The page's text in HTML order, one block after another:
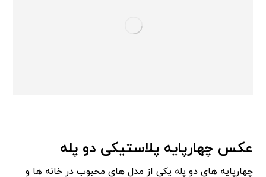
عکس چهارپایه پلاستیکی دو پله
چهارپایه های دو پله یکی از مدل های محبوب در خانه ها و